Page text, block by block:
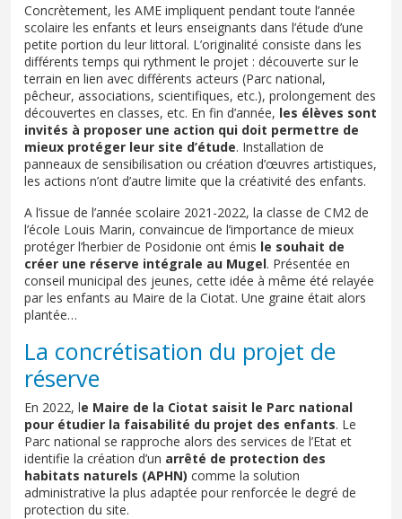
Concrètement, les AME impliquent pendant toute l’année
scolaire les enfants et leurs enseignants dans l’étude d’une
petite portion du leur littoral. L’originalité consiste dans les
différents temps qui rythment le projet : découverte sur le
terrain en lien avec différents acteurs (Parc national,
pêcheur, associations, scientifiques, etc.), prolongement des
découvertes en classes, etc. En fin d’année, les élèves sont
invités à proposer une action qui doit permettre de
mieux protéger leur site d’étude. Installation de
panneaux de sensibilisation ou création d’œuvres artistiques,
les actions n’ont d’autre limite que la créativité des enfants.
A l’issue de l’année scolaire 2021-2022, la classe de CM2 de
l’école Louis Marin, convaincue de l’importance de mieux
protéger l’herbier de Posidonie ont émis le souhait de
créer une réserve intégrale au Mugel. Présentée en
conseil municipal des jeunes, cette idée à même été relayée
par les enfants au Maire de la Ciotat. Une graine était alors
plantée…
La concrétisation du projet de
réserve
En 2022, le Maire de la Ciotat saisit le Parc national
pour étudier la faisabilité du projet des enfants. Le
Parc national se rapproche alors des services de l’Etat et
identifie la création d’un arrêté de protection des
habitats naturels (APHN) comme la solution
administrative la plus adaptée pour renforcée le degré de
protection du site.